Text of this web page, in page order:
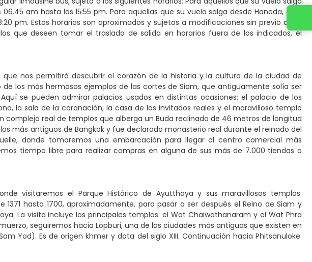
am hasta las 15:55 pm. Para aquellas que su vuelo salga desde Haneda, este
pm. Estos horarios son aproximados y sujetos a modificaciones sin previo aviso
que deseen tomar el traslado de salida en horarios fuera de los indicados, el
que nos permitirá descubrir el corazón de la historia y la cultura de la ciudad de
de los más hermosos ejemplos de las cortes de Siam, que antiguamente solía ser
se pueden admirar palacios usados en distintas ocasiones: el palacio de los
la sala de la coronación, la casa de los invitados reales y el maravilloso templo
complejo real de templos que alberga un Buda reclinado de 46 metros de longitud
más antiguos de Bangkok y fue declarado monasterio real durante el reinado del
donde tomaremos una embarcación para llegar al centro comercial más
tiempo libre para realizar compras en alguna de sus más de 7.000 tiendas o
visitaremos el Parque Histórico de Ayutthaya y sus maravillosos templos.
hasta 1700, aproximadamente, para pasar a ser después el Reino de Siam y
La visita incluye los principales templos: el Wat Chaiwathanaram y el Wat Phra
seguiremos hacia Lopburi, una de las ciudades más antiguas que existen en
Yod). Es de origen khmer y data del siglo XIII. Continuación hacia Phitsanuloke.
Contacta con nosotros